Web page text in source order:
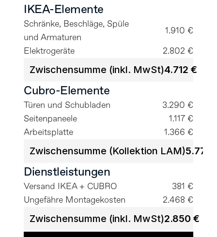
IKEA-Elemente
Schränke, Beschläge, Spüle
und Armaturen
1.910 €
Elektrogeräte
2.802 €
Zwischensumme (inkl. MwSt)4.712 €
Türen und Schubladen
3.290 €
Seitenpaneele
1.117 €
Arbeitsplatte
1.366 €
Zwischensumme (Kollektion LAM)5.773
Cubro-Elemente
Versand IKEA + CUBRO
381 €
Ungefähre Montagekosten
2.468 €
Zwischensumme (inkl. MwSt)2.850 €
Dienstleistungen